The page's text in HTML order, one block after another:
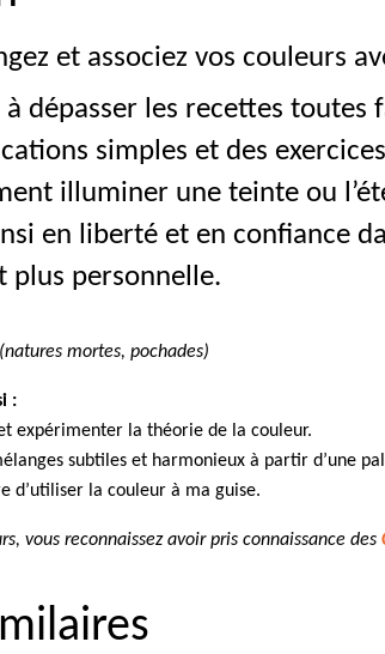
et associez vos couleurs
à dépasser les recettes
simples et des
illuminer une teinte ou
en liberté et en confiance
plus personnelle.
mortes, pochades)
:
expérimenter la théorie de la couleur.
subtiles et harmonieux à partir d’une
d’utiliser la couleur à ma guise.
vous reconnaissez avoir pris connaissance des